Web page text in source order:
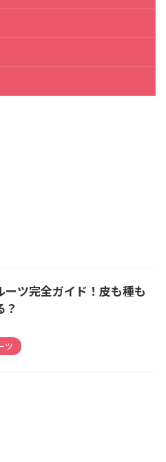
ーツ完全ガイド！皮も種も
？
ツ